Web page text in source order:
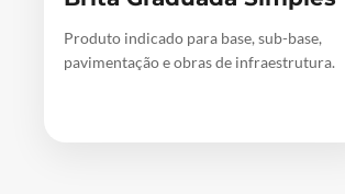
Produto indicado para base, sub-base,
pavimentação e obras de infraestrutura.